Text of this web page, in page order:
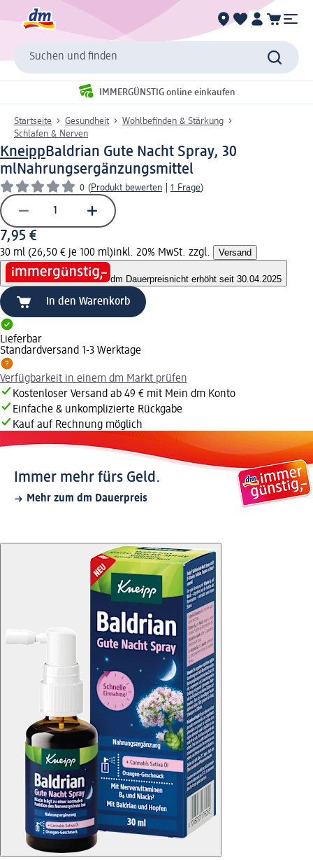
Suchen und finden
IMMERGÜNSTIG online einkaufen
Startseite Gesundheit
Wohlbefinden & Stärkung
Schlafen & Nerven
KneippBaldrian Gute Nacht Spray, 30
mlNahrungsergänzungsmittel
0 (Produkt bewerten 1 Frage)
7,95 €
30 ml (26,50 € je 100 ml)inkl. 20% MwSt. zzgl. Versand
dm Dauerpreisnicht erhöht seit 30.04.2025
In den Warenkorb
Lieferbar
Standardversand 1-3 Werktage
Verfügbarkeit in einem dm Markt prüfen
Kostenloser Versand ab 49 € mit Mein dm Konto
Einfache & unkomplizierte Rückgabe
Kauf auf Rechnung möglich
Immer mehr fürs Geld.
Mehr zum dm Dauerpreis